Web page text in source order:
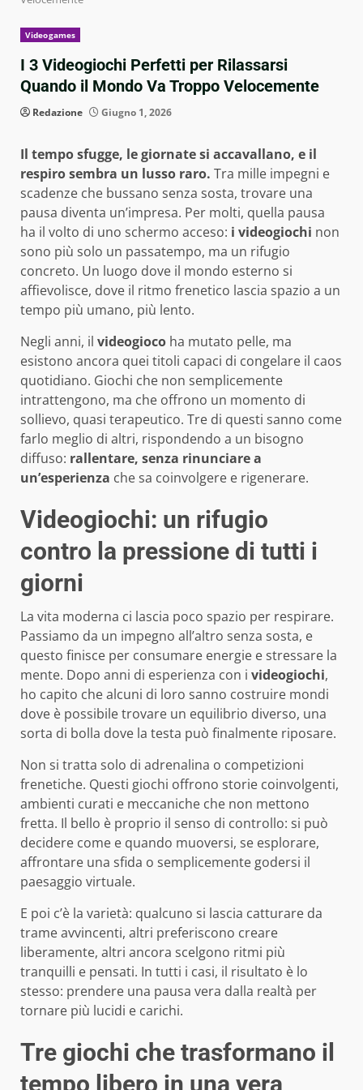
Videogames
I 3 Videogiochi Perfetti per Rilassarsi
Quando il Mondo Va Troppo Velocemente
Redazione Giugno 1, 2026
Il tempo sfugge, le giornate si accavallano, e il
respiro sembra un lusso raro. Tra mille impegni e
scadenze che bussano senza sosta, trovare una
pausa diventa un’impresa. Per molti, quella pausa
ha il volto di uno schermo acceso: i videogiochi non
sono più solo un passatempo, ma un rifugio
concreto. Un luogo dove il mondo esterno si
affievolisce, dove il ritmo frenetico lascia spazio a un
tempo più umano, più lento.
Negli anni, il videogioco ha mutato pelle, ma
esistono ancora quei titoli capaci di congelare il caos
quotidiano. Giochi che non semplicemente
intrattengono, ma che offrono un momento di
sollievo, quasi terapeutico. Tre di questi sanno come
farlo meglio di altri, rispondendo a un bisogno
diffuso: rallentare, senza rinunciare a
un’esperienza che sa coinvolgere e rigenerare.
Videogiochi: un rifugio
contro la pressione di tutti i
giorni
La vita moderna ci lascia poco spazio per respirare.
Passiamo da un impegno all’altro senza sosta, e
questo finisce per consumare energie e stressare la
mente. Dopo anni di esperienza con i videogiochi,
ho capito che alcuni di loro sanno costruire mondi
dove è possibile trovare un equilibrio diverso, una
sorta di bolla dove la testa può finalmente riposare.
Non si tratta solo di adrenalina o competizioni
frenetiche. Questi giochi offrono storie coinvolgenti,
ambienti curati e meccaniche che non mettono
fretta. Il bello è proprio il senso di controllo: si può
decidere come e quando muoversi, se esplorare,
affrontare una sfida o semplicemente godersi il
paesaggio virtuale.
E poi c’è la varietà: qualcuno si lascia catturare da
trame avvincenti, altri preferiscono creare
liberamente, altri ancora scelgono ritmi più
tranquilli e pensati. In tutti i casi, il risultato è lo
stesso: prendere una pausa vera dalla realtà per
tornare più lucidi e carichi.
Tre giochi che trasformano il
tempo libero in una vera